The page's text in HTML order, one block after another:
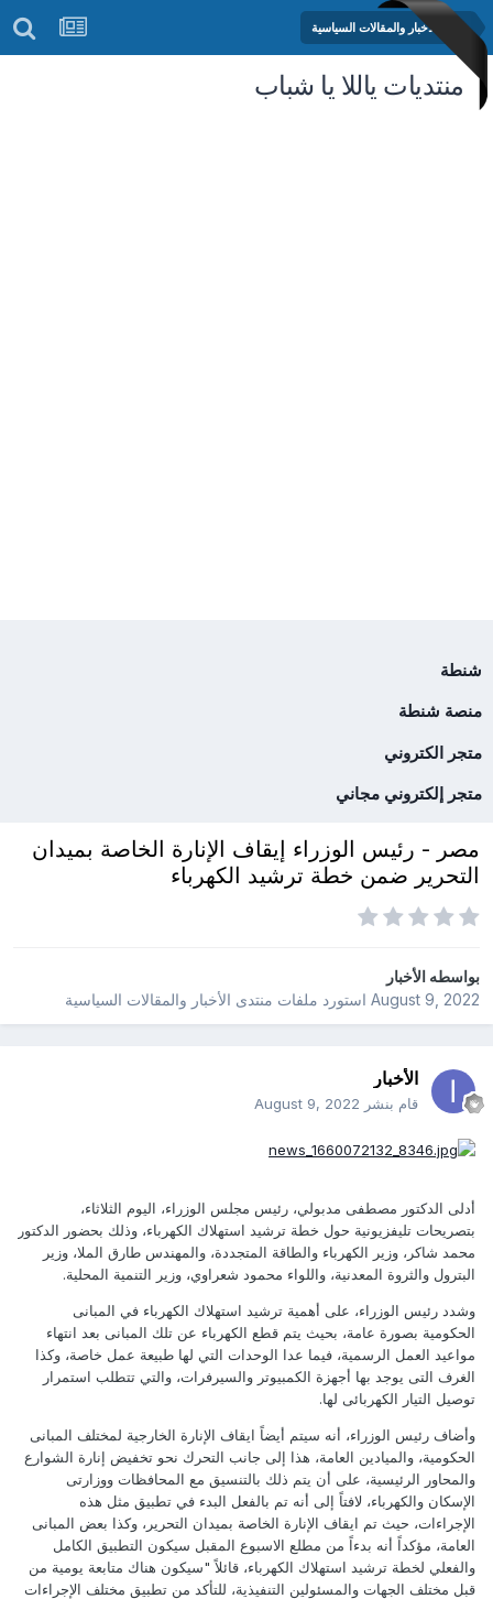
منتدى الأخبار والمقالات السياسية
منتديات ياللا يا شباب
شنطة
منصة شنطة
متجر الكتروني
متجر إلكتروني مجاني
مصر - رئيس الوزراء إيقاف الإنارة الخاصة بميدان
التحرير ضمن خطة ترشيد الكهرباء
بواسطهالأخبار
August 9, 2022استورد ملفات منتدى الأخبار والمقالات السياسية
الأخبار
قام بنشر August 9, 2022
أدلى الدكتور مصطفى مدبولي، رئيس مجلس الوزراء، اليوم الثلاثاء،
بتصريحات تليفزيونية حول خطة ترشيد استهلاك الكهرباء، وذلك بحضور الدكتور
محمد شاكر، وزير الكهرباء والطاقة المتجددة، والمهندس طارق الملا، وزير
البترول والثروة المعدنية، واللواء محمود شعراوي، وزير التنمية المحلية.
وشدد رئيس الوزراء، على أهمية ترشيد استهلاك الكهرباء في المبانى
الحكومية بصورة عامة، بحيث يتم قطع الكهرباء عن تلك المبانى بعد انتهاء
مواعيد العمل الرسمية، فيما عدا الوحدات التي لها طبيعة عمل خاصة، وكذا
الغرف التى يوجد بها أجهزة الكمبيوتر والسيرفرات، والتي تتطلب استمرار
توصيل التيار الكهربائى لها.
وأضاف رئيس الوزراء، أنه سيتم أيضاً ايقاف الإنارة الخارجية لمختلف المبانى
الحكومية، والميادين العامة، هذا إلى جانب التحرك نحو تخفيض إنارة الشوارع
والمحاور الرئيسية، على أن يتم ذلك بالتنسيق مع المحافظات ووزارتى
الإسكان والكهرباء، لافتاً إلى أنه تم بالفعل البدء في تطبيق مثل هذه
الإجراءات، حيث تم ايقاف الإنارة الخاصة بميدان التحرير، وكذا بعض المبانى
العامة، مؤكداً أنه بدءاً من مطلع الاسبوع المقبل سيكون التطبيق الكامل
والفعلي لخطة ترشيد استهلاك الكهرباء، قائلاً "سيكون هناك متابعة يومية من
قبل مختلف الجهات والمسئولين التنفيذية، للتأكد من تطبيق مختلف الإجراءات